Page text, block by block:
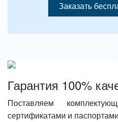
Заказать
Гарантия 100%
Поставляем
сертификатами и паспортами